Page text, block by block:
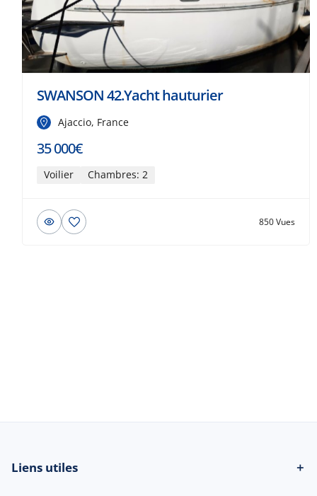
SWANSON 42.Yacht hauturier
Ajaccio, France
35 000€
Voilier Chambres: 2
850 Vues
Liens utiles ＋